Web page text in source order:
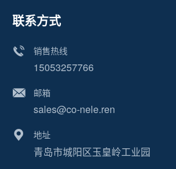
联系方式
销售热线
15053257766
邮箱
sales@co-nele.ren
地址
青岛市城阳区玉皇岭工业园